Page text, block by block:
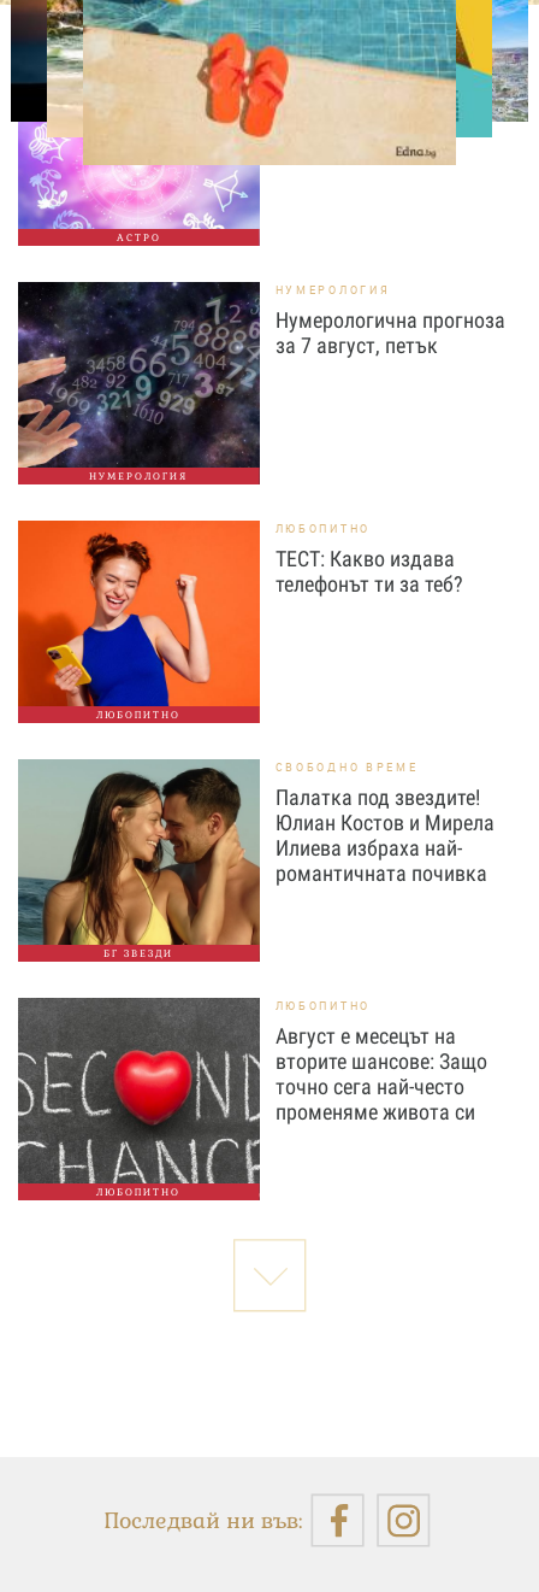
АСТРО
АСТРОЛОГИЯ
Дневен хороскоп за 7
август, петък
НУМЕРОЛОГИЯ
НУМЕРОЛОГИЯ
Нумерологична прогноза
за 7 август, петък
ЛЮБОПИТНО
ЛЮБОПИТНО
ТЕСТ: Какво издава
телефонът ти за теб?
БГ ЗВЕЗДИ
СВОБОДНО ВРЕМЕ
Палатка под звездите!
Юлиан Костов и Мирела
Илиева избраха най-
романтичната почивка
ЛЮБОПИТНО
ЛЮБОПИТНО
Август е месецът на
вторите шансове: Защо
точно сега най-често
променяме живота си
Последвай ни във: